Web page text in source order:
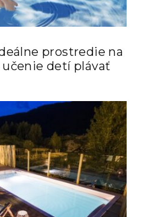
prostredie na
učenie detí plávať